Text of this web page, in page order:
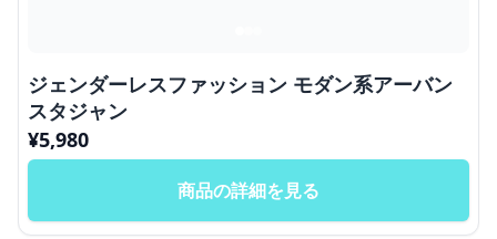
ジェンダーレスファッション モダン系アーバン
スタジャン
¥5,980
商品の詳細を見る